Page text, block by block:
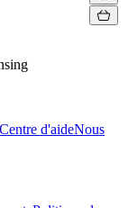
Centre d'aideNous